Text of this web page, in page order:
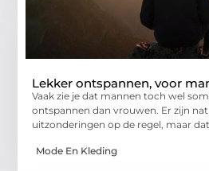
Lekker ontspannen, voor
Vaak zie je dat mannen toch wel
ontspannen dan vrouwen. Er zijn
uitzonderingen op de regel, maar dat
Mode En Kleding